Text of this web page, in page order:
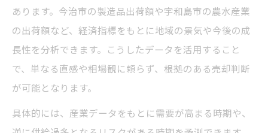
あります。今治市の製造品出荷額や宇和島市の農水産業
の出荷額など、経済指標をもとに地域の景気や今後の成
長性を分析できます。こうしたデータを活用すること
で、単なる直感や相場観に頼らず、根拠のある売却判断
が可能となります。
具体的には、産業データをもとに需要が高まる時期や、